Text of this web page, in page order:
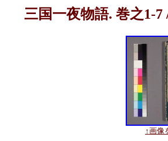
三国一夜物語. 巻之1-
↑画像